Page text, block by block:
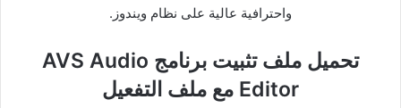
واحترافية عالية على نظام ويندوز.
تحميل ملف تثبيت برنامج AVS Audio
Editor مع ملف التفعيل